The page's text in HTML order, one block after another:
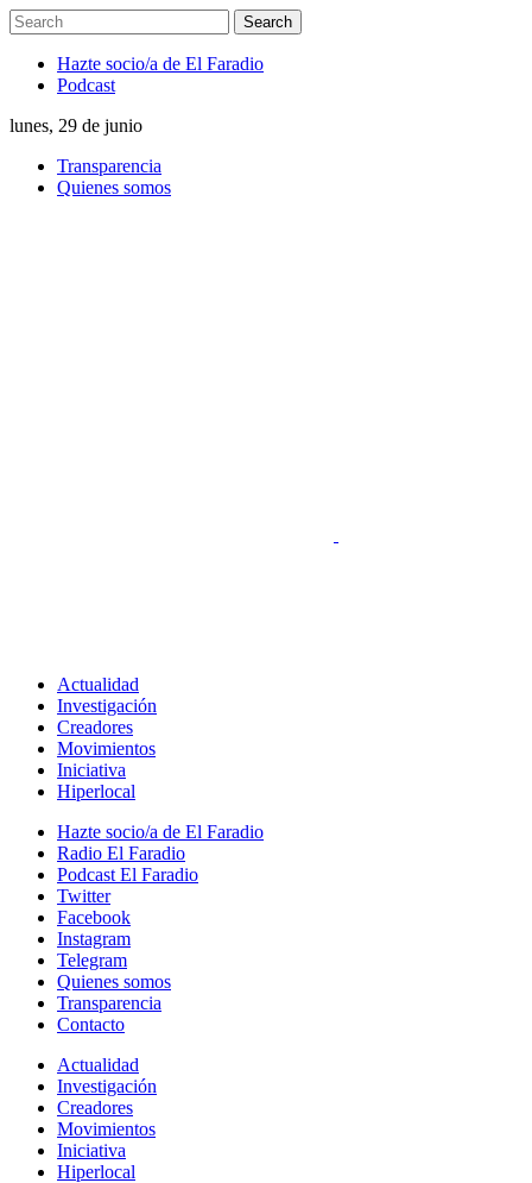
Hazte socio/a de El Faradio
Podcast
lunes, 29 de junio
Transparencia
Quienes somos
Actualidad
Investigación
Creadores
Movimientos
Iniciativa
Hiperlocal
Hazte socio/a de El Faradio
Radio El Faradio
Podcast El Faradio
Twitter
Facebook
Instagram
Telegram
Quienes somos
Transparencia
Contacto
Actualidad
Investigación
Creadores
Movimientos
Iniciativa
Hiperlocal